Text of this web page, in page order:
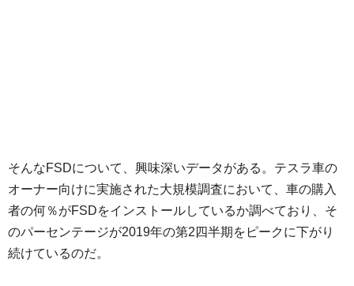
そんなFSDについて、興味深いデータがある。テスラ車の
オーナー向けに実施された大規模調査において、車の購入
者の何％がFSDをインストールしているか調べており、そ
のパーセンテージが2019年の第2四半期をピークに下がり
続けているのだ。